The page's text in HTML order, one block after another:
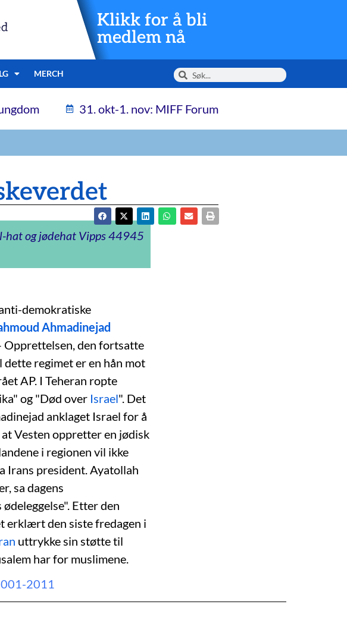
Klikk for å bli
medlem nå
MERCH
31. okt-1. nov: MIFF Forum
hat og jødehat Vipps 44945
demokratiske
Ahmadinejad
Opprettelsen, den fortsatte
regimet er en hån mot
AP. I Teheran ropte
og "Død over Israel". Det
anklaget Israel for å
Vesten oppretter en jødisk
i regionen vil ikke
president. Ayatollah
sa dagens
Etter den
erklært den siste fredagen i
uttrykke sin støtte til
har for muslimene.
2011